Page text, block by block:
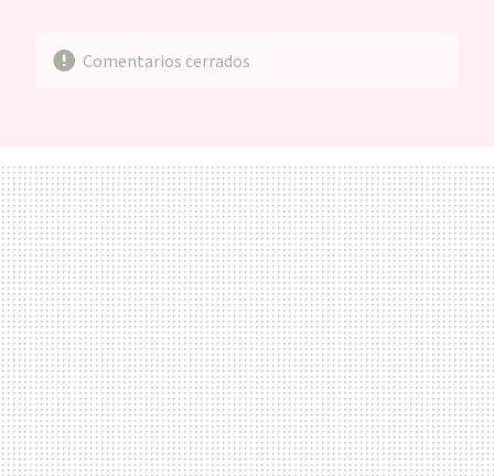
Comentarios cerrados